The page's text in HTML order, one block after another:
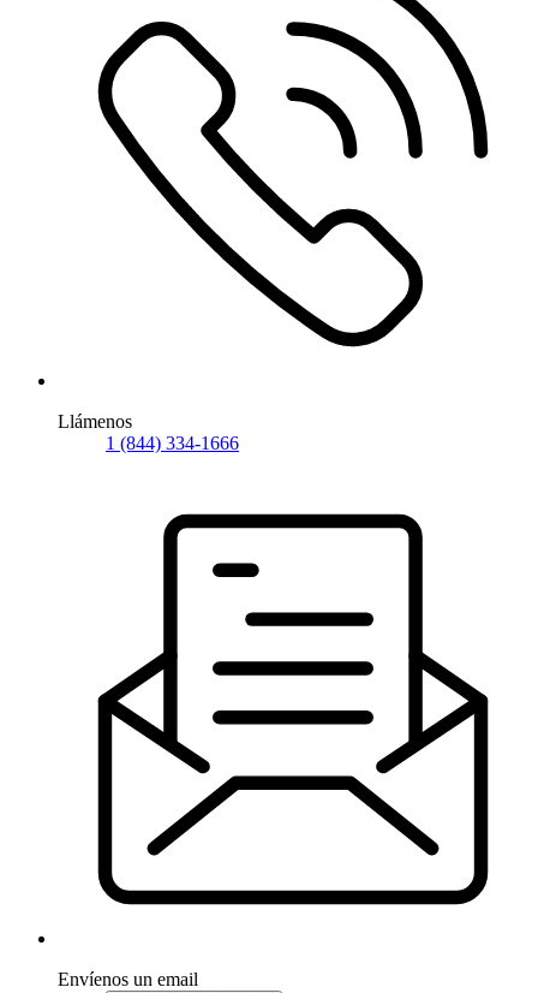
Llámenos
1 (844) 334-1666
Envíenos un email